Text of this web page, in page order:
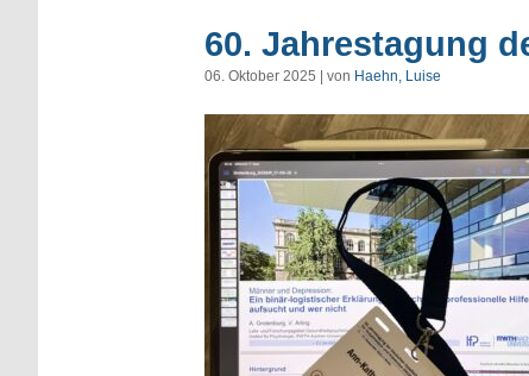
60. Jahrestagung
06. Oktober 2025 | von Haehn, Luise